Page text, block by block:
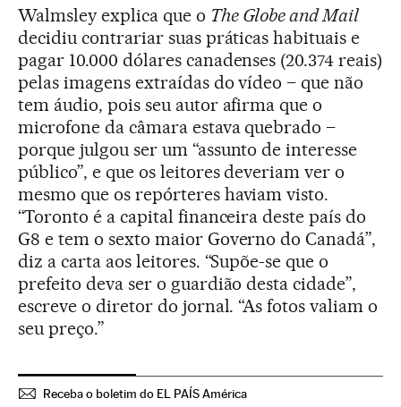
Walmsley explica que o The Globe and Mail
decidiu contrariar suas práticas habituais e
pagar 10.000 dólares canadenses (20.374 reais)
pelas imagens extraídas do vídeo – que não
tem áudio, pois seu autor afirma que o
microfone da câmara estava quebrado –
porque julgou ser um “assunto de interesse
público”, e que os leitores deveriam ver o
mesmo que os repórteres haviam visto.
“Toronto é a capital financeira deste país do
G8 e tem o sexto maior Governo do Canadá”,
diz a carta aos leitores. “Supõe-se que o
prefeito deva ser o guardião desta cidade”,
escreve o diretor do jornal. “As fotos valiam o
seu preço.”
Receba o boletim do EL PAÍS América